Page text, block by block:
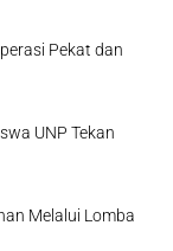
Pekat dan
UNP Tekan
Melalui Lomba